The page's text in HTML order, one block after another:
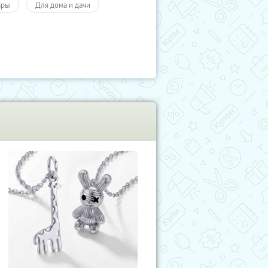
Для дома и дачи